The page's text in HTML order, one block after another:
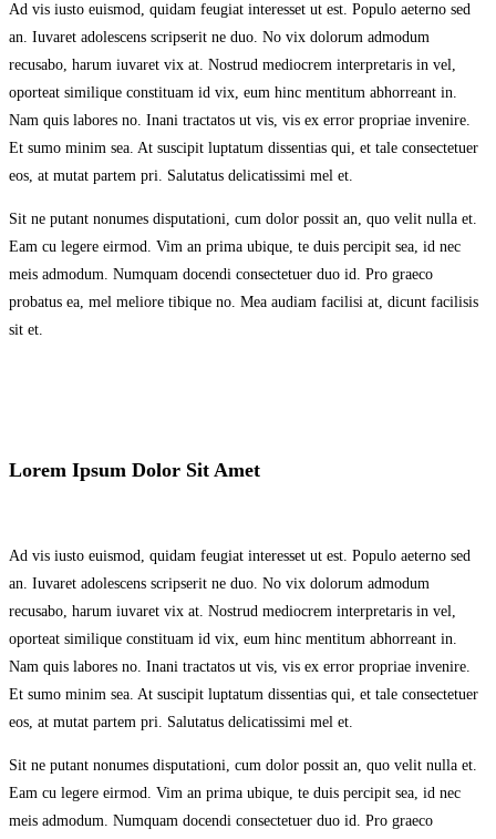
Ad vis iusto euismod, quidam feugiat interesset ut est. Populo aeterno sed
an. Iuvaret adolescens scripserit ne duo. No vix dolorum admodum
recusabo, harum iuvaret vix at. Nostrud mediocrem interpretaris in vel,
oporteat similique constituam id vix, eum hinc mentitum abhorreant in.
Nam quis labores no. Inani tractatos ut vis, vis ex error propriae invenire.
Et sumo minim sea. At suscipit luptatum dissentias qui, et tale consectetuer
eos, at mutat partem pri. Salutatus delicatissimi mel et.
Sit ne putant nonumes disputationi, cum dolor possit an, quo velit nulla et.
Eam cu legere eirmod. Vim an prima ubique, te duis percipit sea, id nec
meis admodum. Numquam docendi consectetuer duo id. Pro graeco
probatus ea, mel meliore tibique no. Mea audiam facilisi at, dicunt facilisis
sit et.
Lorem Ipsum Dolor Sit Amet
Ad vis iusto euismod, quidam feugiat interesset ut est. Populo aeterno sed
an. Iuvaret adolescens scripserit ne duo. No vix dolorum admodum
recusabo, harum iuvaret vix at. Nostrud mediocrem interpretaris in vel,
oporteat similique constituam id vix, eum hinc mentitum abhorreant in.
Nam quis labores no. Inani tractatos ut vis, vis ex error propriae invenire.
Et sumo minim sea. At suscipit luptatum dissentias qui, et tale consectetuer
eos, at mutat partem pri. Salutatus delicatissimi mel et.
Sit ne putant nonumes disputationi, cum dolor possit an, quo velit nulla et.
Eam cu legere eirmod. Vim an prima ubique, te duis percipit sea, id nec
meis admodum. Numquam docendi consectetuer duo id. Pro graeco